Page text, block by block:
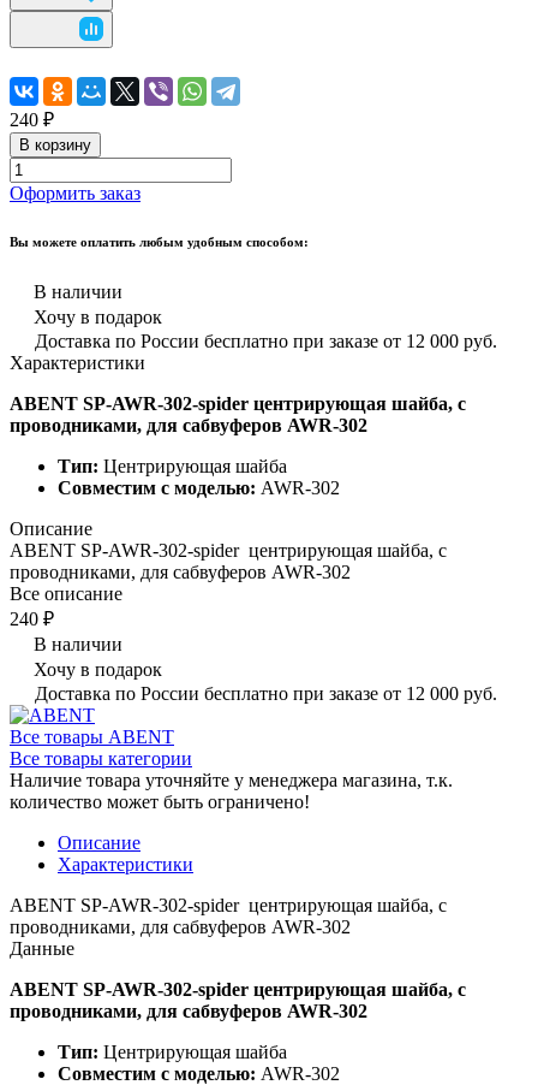
240 ₽
В корзину
Оформить заказ
Вы можете оплатить любым удобным способом:
В наличии
Хочу в подарок
Доставка по России бесплатно при заказе от 12 000 руб.
Характеристики
ABENT SP-AWR-302-spider центрирующая шайба, с
проводниками, для сабвуферов AWR-302
Тип: Центрирующая шайба
Совместим с моделью: AWR-302
Описание
ABENT SP-AWR-302-spider центрирующая шайба, с
проводниками, для сабвуферов AWR-302
Все описание
240 ₽
В наличии
Хочу в подарок
Доставка по России бесплатно при заказе от 12 000 руб.
Все товары ABENT
Все товары категории
Наличие товара уточняйте у менеджера магазина, т.к.
количество может быть ограничено!
Описание
Характеристики
ABENT SP-AWR-302-spider центрирующая шайба, с
проводниками, для сабвуферов AWR-302
Данные
ABENT SP-AWR-302-spider центрирующая шайба, с
проводниками, для сабвуферов AWR-302
Тип: Центрирующая шайба
Совместим с моделью: AWR-302